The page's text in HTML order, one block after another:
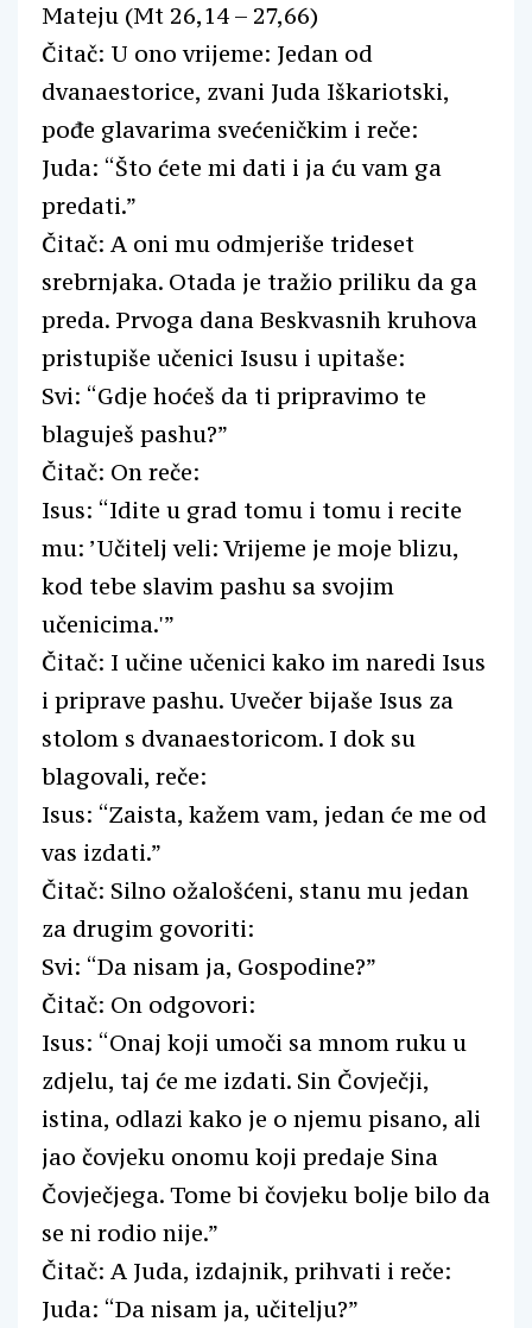
Mateju (Mt 26,14 – 27,66)
Čitač: U ono vrijeme: Jedan od
dvanaestorice, zvani Juda Iškariotski,
pođe glavarima svećeničkim i reče:
Juda: “Što ćete mi dati i ja ću vam ga
predati.”
Čitač: A oni mu odmjeriše trideset
srebrnjaka. Otada je tražio priliku da ga
preda. Prvoga dana Beskvasnih kruhova
pristupiše učenici Isusu i upitaše:
Svi: “Gdje hoćeš da ti pripravimo te
blaguješ pashu?”
Čitač: On reče:
Isus: “Idite u grad tomu i tomu i recite
mu: ’Učitelj veli: Vrijeme je moje blizu,
kod tebe slavim pashu sa svojim
učenicima.'”
Čitač: I učine učenici kako im naredi Isus
i priprave pashu. Uvečer bijaše Isus za
stolom s dvanaestoricom. I dok su
blagovali, reče:
Isus: “Zaista, kažem vam, jedan će me od
vas izdati.”
Čitač: Silno ožalošćeni, stanu mu jedan
za drugim govoriti:
Svi: “Da nisam ja, Gospodine?”
Čitač: On odgovori:
Isus: “Onaj koji umoči sa mnom ruku u
zdjelu, taj će me izdati. Sin Čovječji,
istina, odlazi kako je o njemu pisano, ali
jao čovjeku onomu koji predaje Sina
Čovječjega. Tome bi čovjeku bolje bilo da
se ni rodio nije.”
Čitač: A Juda, izdajnik, prihvati i reče:
Juda: “Da nisam ja, učitelju?”